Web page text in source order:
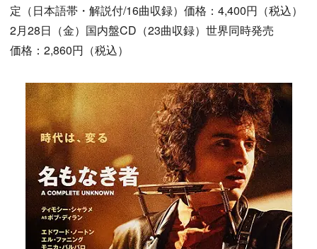
定（日本語帯・解説付/16曲収録）価格：4,400円（税込）
2月28日（金）国内盤CD（23曲収録）世界同時発売
価格：2,860円（税込）